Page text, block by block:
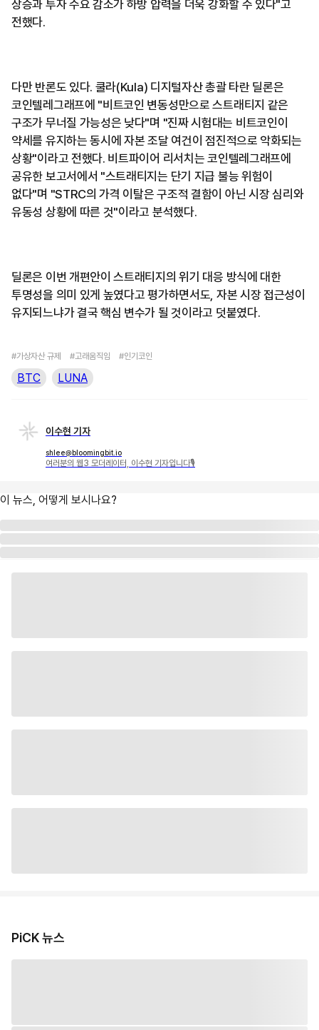
상승과 투자 수요 감소가 하방 압력을 더욱 강화할 수 있다"고
전했다.
다만 반론도 있다. 쿨라(Kula) 디지털자산 총괄 타란 딜론은
코인텔레그래프에 "비트코인 변동성만으로 스트래티지 같은
구조가 무너질 가능성은 낮다"며 "진짜 시험대는 비트코인이
약세를 유지하는 동시에 자본 조달 여건이 점진적으로 악화되는
상황"이라고 전했다. 비트파이어 리서치는 코인텔레그래프에
공유한 보고서에서 "스트래티지는 단기 지급 불능 위험이
없다"며 "STRC의 가격 이탈은 구조적 결함이 아닌 시장 심리와
유동성 상황에 따른 것"이라고 분석했다.
딜론은 이번 개편안이 스트래티지의 위기 대응 방식에 대한
투명성을 의미 있게 높였다고 평가하면서도, 자본 시장 접근성이
유지되느냐가 결국 핵심 변수가 될 것이라고 덧붙였다.
#가상자산 규제 #고래움직임 #인기코인
BTC LUNA
이수현 기자
shlee@bloomingbit.io
여러분의 웹3 모더레이터, 이수현 기자입니다🎙
이 뉴스, 어떻게 보시나요?
PiCK 뉴스